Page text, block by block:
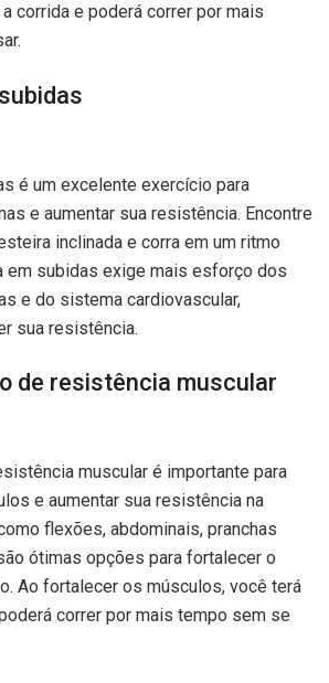
corrida e poderá correr por mais
é um excelente exercício para
e aumentar sua resistência. Encontre
inclinada e corra em um ritmo
em subidas exige mais esforço dos
e do sistema cardiovascular,
sua resistência.
de resistência muscular
muscular é importante para
e aumentar sua resistência na
flexões, abdominais, pranchas
ótimas opções para fortalecer o
Ao fortalecer os músculos, você terá
correr por mais tempo sem se